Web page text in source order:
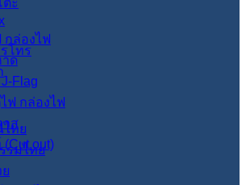
กล่องไฟ
ด
Flag
ฟ กล่องไฟ
าส
(Cut out)
โทร
ทย
รมไทย